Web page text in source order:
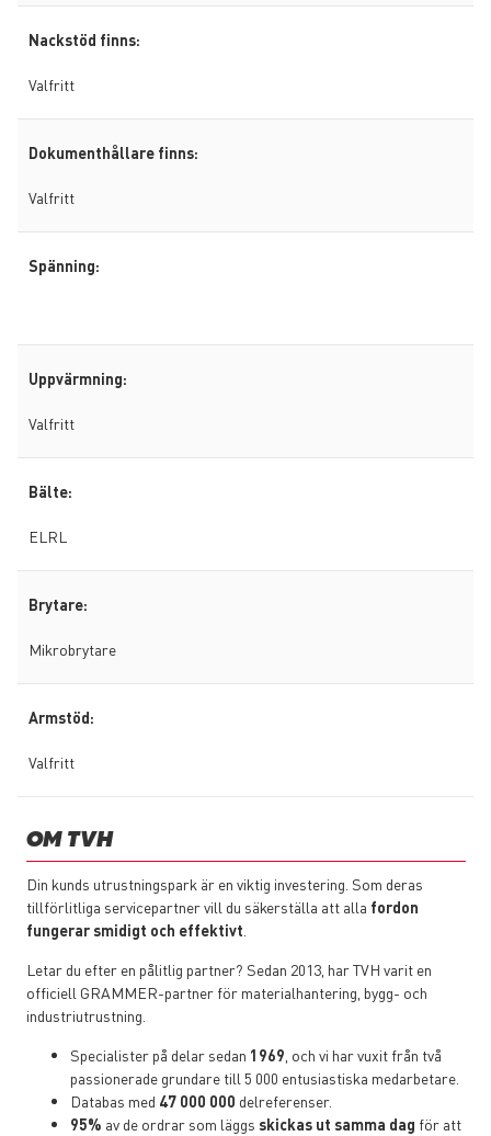
Nackstöd finns:
Valfritt
Dokumenthållare finns:
Valfritt
Spänning:
Uppvärmning:
Valfritt
Bälte:
ELRL
Brytare:
Mikrobrytare
Armstöd:
Valfritt
OM TVH
Din kunds utrustningspark är en viktig investering. Som deras
tillförlitliga servicepartner vill du säkerställa att alla fordon
fungerar smidigt och effektivt
Letar du efter en pålitlig partner? Sedan 2013, har TVH varit en
officiell GRAMMER-partner för materialhantering, bygg- och
industriutrustning.
Specialister på delar sedan 1969 , och vi har vuxit från två
passionerade grundare till 5 000 entusiastiska medarbetare.
Databas med 47 000 000 delreferenser.
95% av de ordrar som läggs skickas ut samma dag för att